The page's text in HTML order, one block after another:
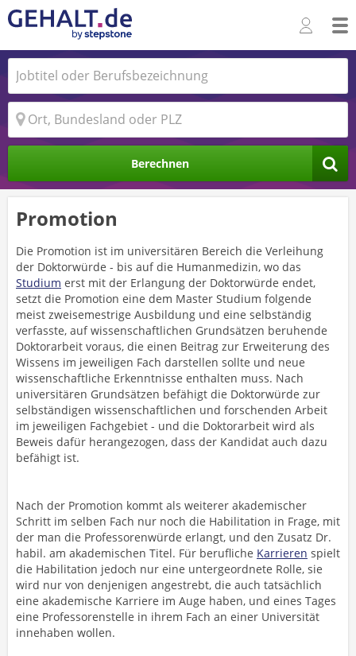
Berechnen
Promotion
Die Promotion ist im universitären Bereich die Verleihung
der Doktorwürde - bis auf die Humanmedizin, wo das
Studium erst mit der Erlangung der Doktorwürde endet,
setzt die Promotion eine dem Master Studium folgende
meist zweisemestrige Ausbildung und eine selbständig
verfasste, auf wissenschaftlichen Grundsätzen beruhende
Doktorarbeit voraus, die einen Beitrag zur Erweiterung des
Wissens im jeweiligen Fach darstellen sollte und neue
wissenschaftliche Erkenntnisse enthalten muss. Nach
universitären Grundsätzen befähigt die Doktorwürde zur
selbständigen wissenschaftlichen und forschenden Arbeit
im jeweiligen Fachgebiet - und die Doktorarbeit wird als
Beweis dafür herangezogen, dass der Kandidat auch dazu
befähigt ist.
Nach der Promotion kommt als weiterer akademischer
Schritt im selben Fach nur noch die Habilitation in Frage, mit
der man die Professorenwürde erlangt, und den Zusatz Dr.
habil. am akademischen Titel. Für berufliche Karrieren spielt
die Habilitation jedoch nur eine untergeordnete Rolle, sie
wird nur von denjenigen angestrebt, die auch tatsächlich
eine akademische Karriere im Auge haben, und eines Tages
eine Professorenstelle in ihrem Fach an einer Universität
innehaben wollen.